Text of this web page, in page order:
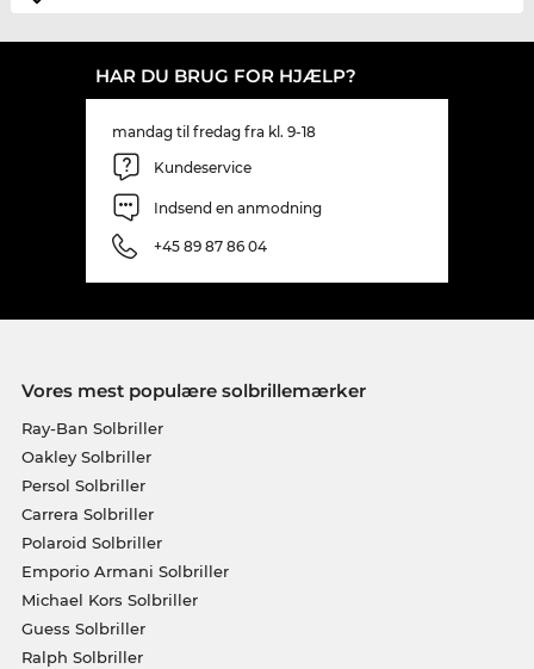
HAR DU BRUG FOR HJÆLP?
mandag til fredag fra kl. 9-18
Kundeservice
Indsend en anmodning
+45 89 87 86 04
Vores mest populære solbrillemærker
Ray-Ban Solbriller
Oakley Solbriller
Persol Solbriller
Carrera Solbriller
Polaroid Solbriller
Emporio Armani Solbriller
Michael Kors Solbriller
Guess Solbriller
Ralph Solbriller